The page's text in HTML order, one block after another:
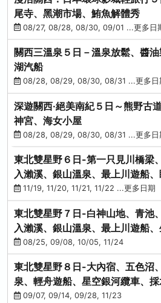
尾寺、黑潮市場、鮪魚解體秀
08/27, 08/28, 08/30, 09/01 ...更多日
關西三溫泉５日－溫泉放鬆、醬
湖汽船
08/28, 08/29, 08/30, 08/31 ...更多日
深遊關西·絕美南紀５日～熊野古
神宮、海女小屋
08/28, 08/29, 08/30, 08/31 ...更多日
東北雙星野６日-第一只見川橋梁
入瀨溪、銀山溫泉、最上川遊船
(仙/青)
11/19, 11/20, 11/21, 11/22 ...更多日期
東北雙星野７日-白神山地、青池
入瀨溪、銀山溫泉、最上川遊船
進免稅店)(仙/青)
08/25, 09/08, 10/05, 11/24
東北雙星野８日-大內宿、五色沼
泉、輕舟遊船、星空銀河纜車、
(不進免稅店)(仙/青)
09/07, 09/14, 09/28, 11/23